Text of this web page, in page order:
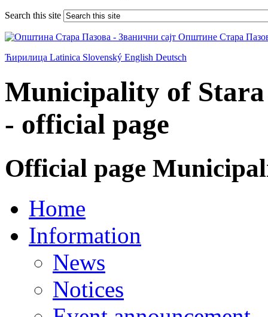
Search this site
Ћирилица Latinica Slovenský English Deutsch
Municipality of Stara
- official page
Official page
Home
Information
News
Notices